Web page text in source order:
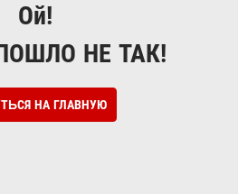
Ой!
НЕ ТАК!
НА ГЛАВНУЮ